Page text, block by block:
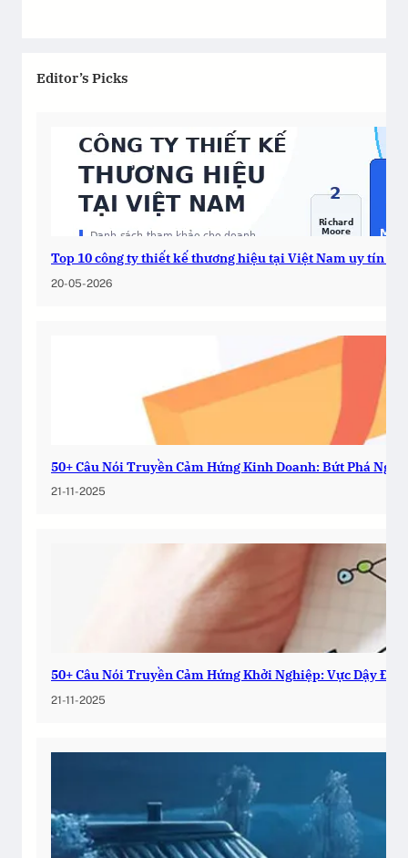
Editor’s Picks
Top 10 công ty thiết kế thương hiệu tại Việt Nam uy tín
20-05-2026
50+ Câu Nói Truyền Cảm Hứng Kinh Doanh: Bứt Phá Ngay!
21-11-2025
50+ Câu Nói Truyền Cảm Hứng Khởi Nghiệp: Vực Dậy
21-11-2025